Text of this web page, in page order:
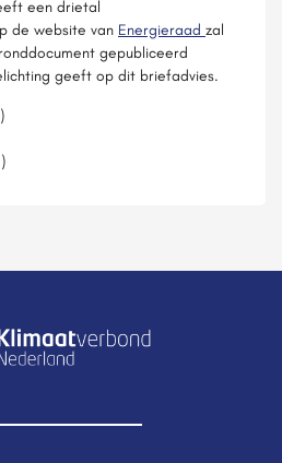
een drietal
de website van Energieraad zal
gepubliceerd
geeft op dit briefadvies.